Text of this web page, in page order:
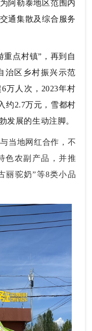
阿勒泰地区范围内
通集散及综合服务
重点村镇”，再到自
治区乡村振兴示范
万人次，2023年村
约2.7万元，雪都村
发展的生动注脚。
当地网红合作，不
色农副产品，并推
丽驼奶”等8类小品